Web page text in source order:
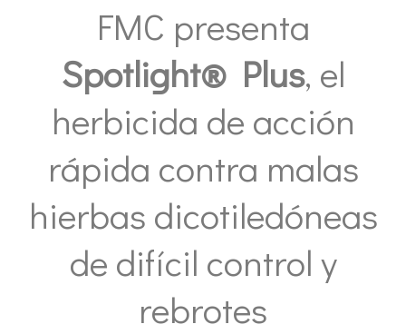
FMC presenta
Spotlight® Plus, el
herbicida de acción
rápida contra malas
hierbas dicotiledóneas
de difícil control y
rebrotes